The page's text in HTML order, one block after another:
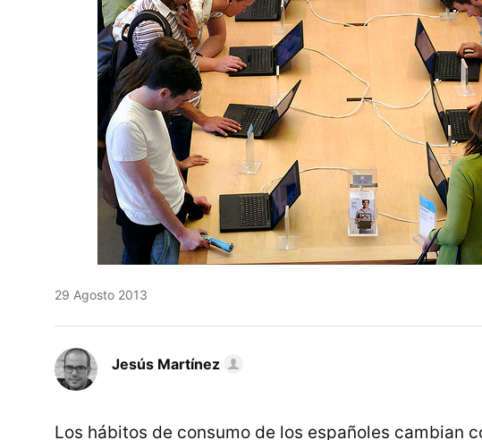
29 Agosto 2013
Jesús Martínez
Los hábitos de consumo de los españoles cambian